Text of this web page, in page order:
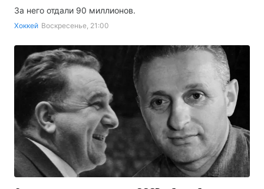
За него отдали 90 миллионов.
Хоккей Воскресенье, 21:00